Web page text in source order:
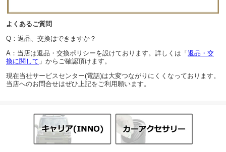
よくあるご質問
Q：返品、交換はできますか？
A：当店は返品・交換ポリシーを設けております。詳しくは「 返品・交
換に関して 」からご確認頂けます。
現在当社サービスセンター(電話)は大変つながりにくくなっております。
当店へのお問合せはぜひ上記をご利用願います。